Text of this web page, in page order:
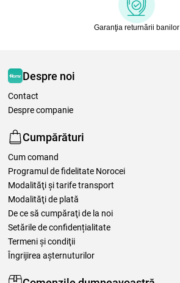
Garanţia returnării banilor
Despre noi
Contact
Despre companie
Cumpărături
Cum comand
Programul de fidelitate Norocei
Modalităţi şi tarife transport
Modalităţi de plată
De ce să cumpăraţi de la noi
Setările de confidențialitate
Termeni şi condiţii
Îngrijirea așternuturilor